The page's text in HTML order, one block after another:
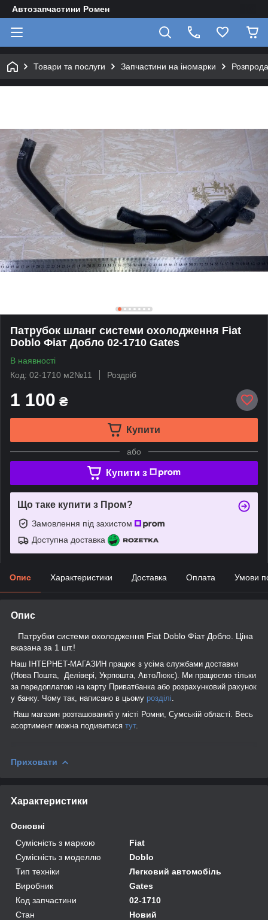
Автозапчастини Ромен
Товари та послуги Запчастини на іномарки
Патрубок шланг системи охолодження Fiat
Doblo Фіат Добло 02-1710 Gates
В наявності
Код: 02-1710 м2№11
Роздріб
1 100 ₴
Купити
або
Купити з
Що таке купити з Пром?
Замовлення під захистом
Доступна доставка
Опис Характеристики Доставка Оплата Умови
Опис
Патрубки системи охолодження Fiat Doblo Фіат Добло. Ціна
вказана за 1 шт.!
Наш ІНТЕРНЕТ-МАГАЗИН працює з усіма службами доставки
(Нова Пошта, Делівері, Укрпошта, АвтоЛюкс). Ми працюємо тільки
за передоплатою на карту Приватбанка або розрахунковий рахунок
у банку. Чому так, написано в цьому розділі
Наш магазин розташований у місті Ромни, Сумській області. Весь
асортимент можна подивитися тут.
Приховати
Характеристики
Основні
Сумісність з маркою
Fiat
Сумісність з моделлю
Doblo
Тип техніки
Легковий автомобіль
Виробник
Gates
Код запчастини
02-1710
Стан
Новий